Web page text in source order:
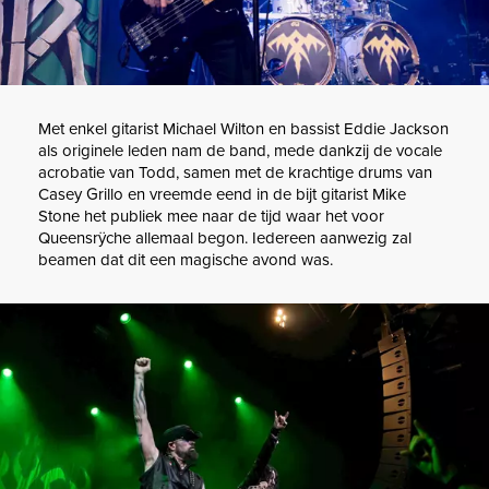
Met enkel gitarist Michael Wilton en bassist Eddie Jackson
als originele leden nam de band, mede dankzij de vocale
acrobatie van Todd, samen met de krachtige drums van
Casey Grillo en vreemde eend in de bijt gitarist Mike
Stone het publiek mee naar de tijd waar het voor
Queensrÿche allemaal begon. Iedereen aanwezig zal
beamen dat dit een magische avond was.